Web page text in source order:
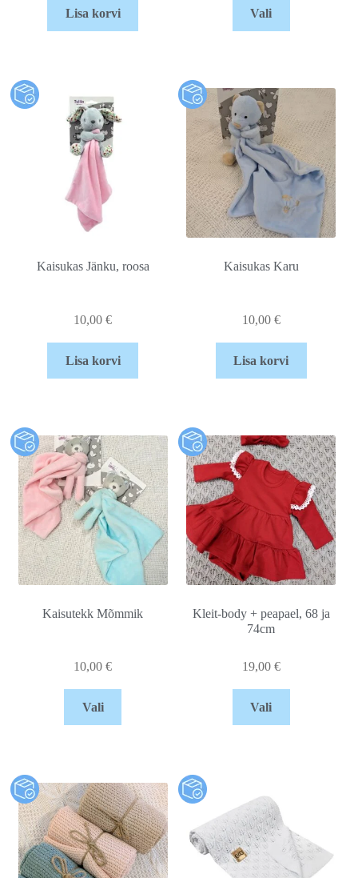
Lisa korvi Vali
Kaisukas Jänku, roosa
10,00€
Lisa korvi
Kaisukas Karu
10,00 €
Lisa korvi
Kaisutekk Mõmmik
10,00€
Vali
Kleit-body + peapael, 68 ja
74cm
19,00 €
Vali